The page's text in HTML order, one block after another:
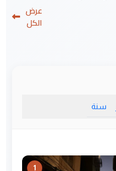
عرض
الكل
سنة
1